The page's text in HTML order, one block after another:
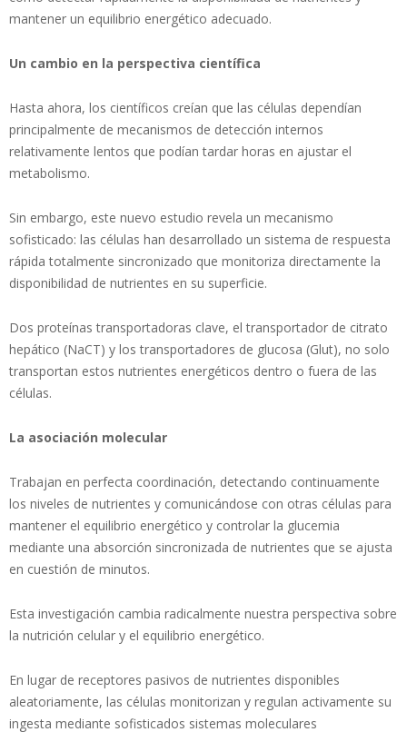
mantener un equilibrio energético adecuado.
Un cambio en la perspectiva científica
Hasta ahora, los científicos creían que las células dependían
principalmente de mecanismos de detección internos
relativamente lentos que podían tardar horas en ajustar el
metabolismo.
Sin embargo, este nuevo estudio revela un mecanismo
sofisticado: las células han desarrollado un sistema de respuesta
rápida totalmente sincronizado que monitoriza directamente la
disponibilidad de nutrientes en su superficie.
Dos proteínas transportadoras clave, el transportador de citrato
hepático (NaCT) y los transportadores de glucosa (Glut), no solo
transportan estos nutrientes energéticos dentro o fuera de las
células.
La asociación molecular
Trabajan en perfecta coordinación, detectando continuamente
los niveles de nutrientes y comunicándose con otras células para
mantener el equilibrio energético y controlar la glucemia
mediante una absorción sincronizada de nutrientes que se ajusta
en cuestión de minutos.
Esta investigación cambia radicalmente nuestra perspectiva sobre
la nutrición celular y el equilibrio energético.
En lugar de receptores pasivos de nutrientes disponibles
aleatoriamente, las células monitorizan y regulan activamente su
ingesta mediante sofisticados sistemas moleculares